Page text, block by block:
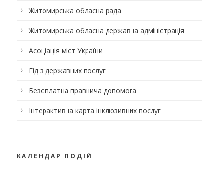
Житомирська обласна рада
Житомирська обласна державна адміністрація
Асоціація міст України
Гід з державних послуг
Безоплатна правнича допомога
Інтерактивна карта інклюзивних послуг
КАЛЕНДАР ПОДІЙ